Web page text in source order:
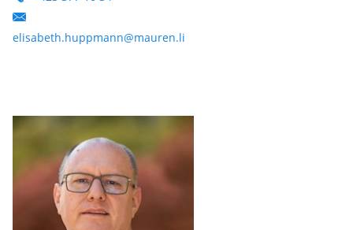
elisabeth.huppmann@mauren.li